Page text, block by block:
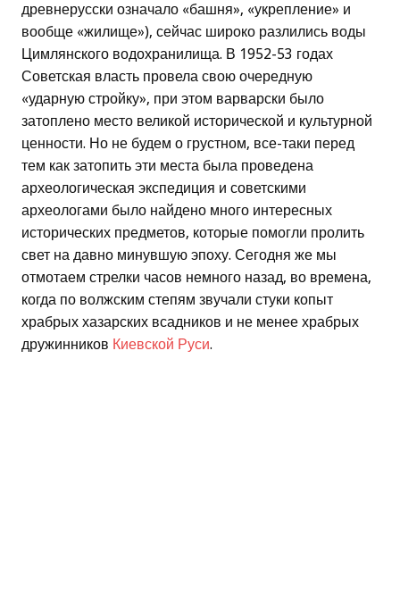
древнерусски означало «башня», «укрепление» и
вообще «жилище»), сейчас широко разлились воды
Цимлянского водохранилища. В 1952-53 годах
Советская власть провела свою очередную
«ударную стройку», при этом варварски было
затоплено место великой исторической и культурной
ценности. Но не будем о грустном, все-таки перед
тем как затопить эти места была проведена
археологическая экспедиция и советскими
археологами было найдено много интересных
исторических предметов, которые помогли пролить
свет на давно минувшую эпоху. Сегодня же мы
отмотаем стрелки часов немного назад, во времена,
когда по волжским степям звучали стуки копыт
храбрых хазарских всадников и не менее храбрых
дружинников Киевской Руси.